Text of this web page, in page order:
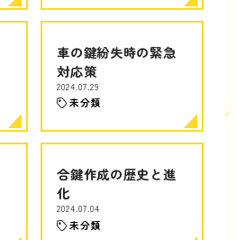
車の鍵紛失時の緊急
対応策
2024.07.29
未分類
合鍵作成の歴史と進
化
2024.07.04
未分類